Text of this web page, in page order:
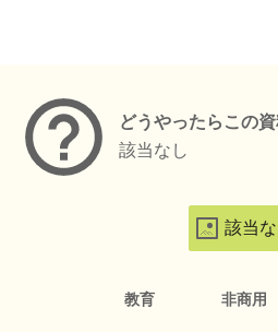
どうやったらこの
該当なし
該当
教育 非商用